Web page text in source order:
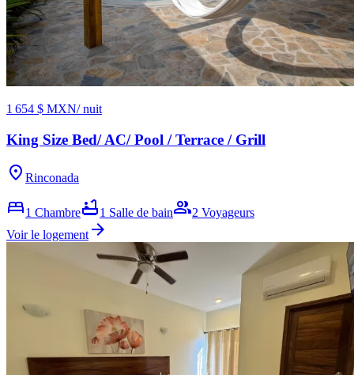
1 654 $ MXN/ nuit
King Size Bed/ AC/ Pool / Terrace / Grill
location_on Rinconada
bed1 Chambrebathtub1 Salle de baingroup2 Voyageurs
Voir le logement arrow_forward